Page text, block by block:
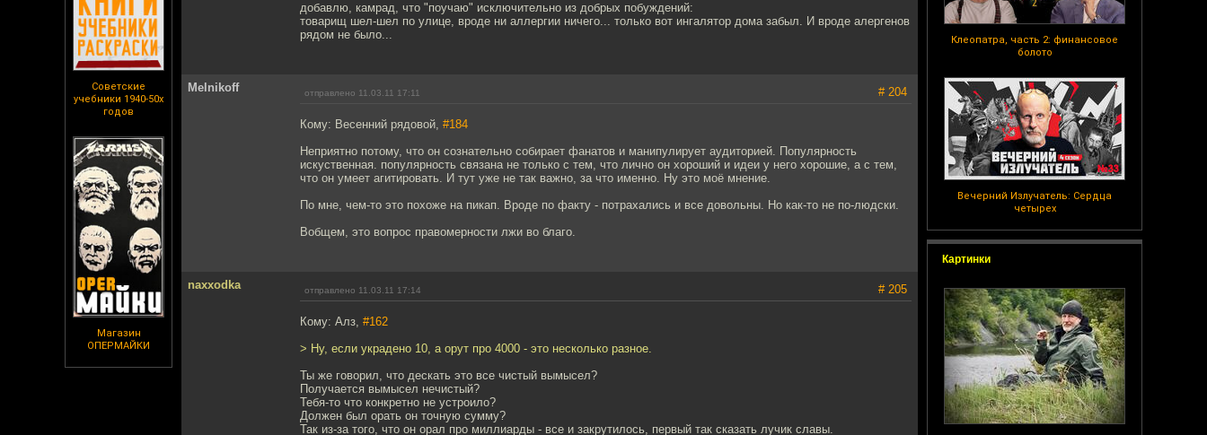
Советские
учебники 1940-50х
годов
Магазин
ОПЕРМАЙКИ
Клеопатра, часть 2: финансовое
болото
Вечерний Излучатель: Сердца
четырех
Картинки
добавлю, камрад, что "поучаю" исключительно из добрых побуждений:
товарищ шел-шел по улице, вроде ни аллергии ничего... только вот ингалятор дома забыл. И вроде алергенов
рядом не было...
Melnikoff отправлено 11.03.11 17:11 # 204
Кому: Весенний рядовой, #184
Неприятно потому, что он сознательно собирает фанатов и манипулирует аудиторией. Популярность
искуственная. популярность связана не только с тем, что лично он хороший и идеи у него хорошие, а с тем,
что он умеет агитировать. И тут уже не так важно, за что именно. Ну это моё мнение.
По мне, чем-то это похоже на пикап. Вроде по факту - потрахались и все довольны. Но как-то не по-людски.
Вобщем, это вопрос правомерности лжи во благо.
naxxodka отправлено 11.03.11 17:14 # 205
Кому: Алз, #162
> Ну, если украдено 10, а орут про 4000 - это несколько разное.
Ты же говорил, что дескать это все чистый вымысел?
Получается вымысел нечистый?
Тебя-то что конкретно не устроило?
Должен был орать он точную сумму?
Так из-за того, что он орал про миллиарды - все и закрутилось, первый так сказать лучик славы.